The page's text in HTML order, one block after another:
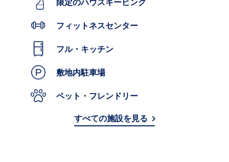
フィットネスセンター
フル・キッチン
敷地内駐車場
ペット・フレンドリー
すべての施設を見る